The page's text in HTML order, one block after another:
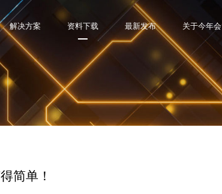
解决方案 资料下载 最新发布 关于今年会
简单！